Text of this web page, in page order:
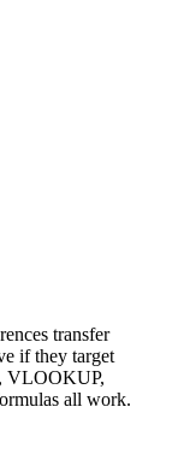
transfer
if they target
VLOOKUP,
all work.